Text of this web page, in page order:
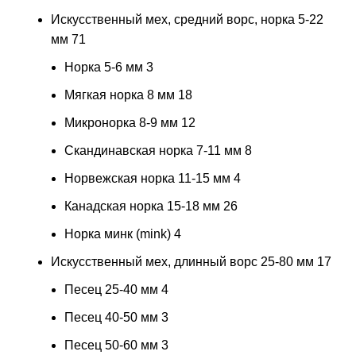
Искусственный мех, средний ворс, норка 5-22
мм 71
Норка 5-6 мм 3
Мягкая норка 8 мм 18
Микронорка 8-9 мм 12
Скандинавская норка 7-11 мм 8
Норвежская норка 11-15 мм 4
Канадская норка 15-18 мм 26
Норка минк (mink) 4
Искусственный мех, длинный ворс 25-80 мм 17
Песец 25-40 мм 4
Песец 40-50 мм 3
Песец 50-60 мм 3